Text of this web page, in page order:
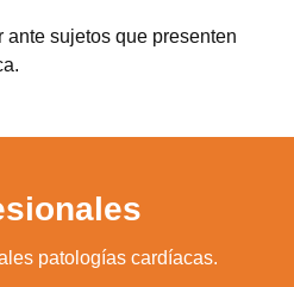
ante sujetos que presenten
patologías cardíacas.